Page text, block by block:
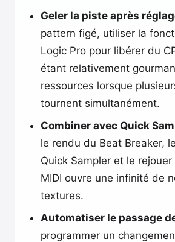
Geler la piste après
pattern figé, utiliser la
Logic Pro pour libérer du
étant relativement
ressources lorsque
tournent simultanément.
Combiner avec Quick
le rendu du Beat Breaker,
Quick Sampler et le
MIDI ouvre une infinité de
textures.
Automatiser le passage
programmer un